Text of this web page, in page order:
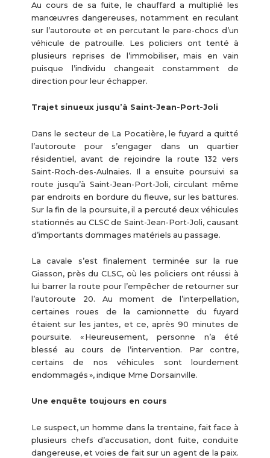
Au cours de sa fuite, le chauffard a multiplié les
manœuvres dangereuses, notamment en reculant
sur l’autoroute et en percutant le pare-chocs d’un
véhicule de patrouille. Les policiers ont tenté à
plusieurs reprises de l’immobiliser, mais en vain
puisque l’individu changeait constamment de
direction pour leur échapper.
Trajet sinueux jusqu’à Saint-Jean-Port-Joli
Dans le secteur de La Pocatière, le fuyard a quitté
l’autoroute pour s’engager dans un quartier
résidentiel, avant de rejoindre la route 132 vers
Saint-Roch-des-Aulnaies. Il a ensuite poursuivi sa
route jusqu’à Saint-Jean-Port-Joli, circulant même
par endroits en bordure du fleuve, sur les battures.
Sur la fin de la poursuite, il a percuté deux véhicules
stationnés au CLSC de Saint-Jean-Port-Joli, causant
d’importants dommages matériels au passage.
La cavale s’est finalement terminée sur la rue
Giasson, près du CLSC, où les policiers ont réussi à
lui barrer la route pour l’empêcher de retourner sur
l’autoroute 20. Au moment de l’interpellation,
certaines roues de la camionnette du fuyard
étaient sur les jantes, et ce, après 90 minutes de
poursuite. « Heureusement, personne n’a été
blessé au cours de l’intervention. Par contre,
certains de nos véhicules sont lourdement
endommagés », indique Mme Dorsainville.
Une enquête toujours en cours
Le suspect, un homme dans la trentaine, fait face à
plusieurs chefs d’accusation, dont fuite, conduite
dangereuse, et voies de fait sur un agent de la paix.